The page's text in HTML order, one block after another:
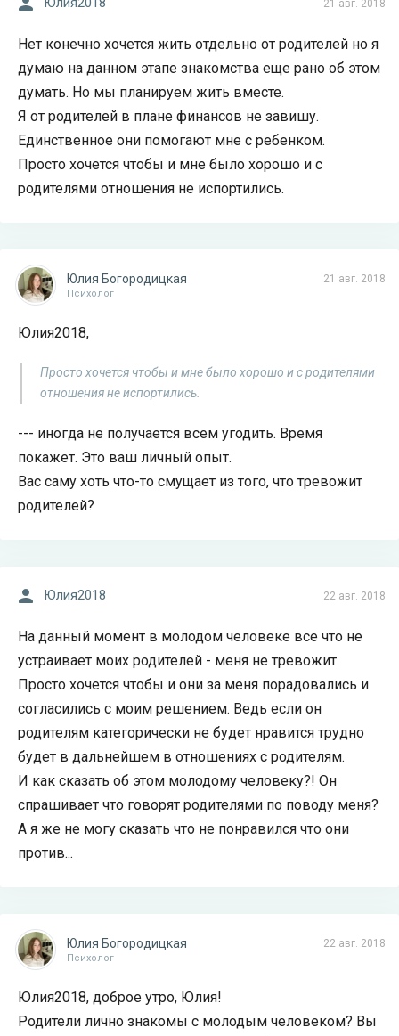
21 авг. 2018
Нет конечно хочется жить отдельно от родителей но я
думаю на данном этапе знакомства еще рано об этом
думать. Но мы планируем жить вместе.
Я от родителей в плане финансов не завишу.
Единственное они помогают мне с ребенком.
Просто хочется чтобы и мне было хорошо и с
родителями отношения не испортились.
21 авг. 2018
Юлия Богородицкая
Психолог
Юлия2018,
Просто хочется чтобы и мне было хорошо и с родителями
отношения не испортились.
--- иногда не получается всем угодить. Время
покажет. Это ваш личный опыт.
Вас саму хоть что-то смущает из того, что тревожит
родителей?
22 авг. 2018
Юлия2018
На данный момент в молодом человеке все что не
устраивает моих родителей - меня не тревожит.
Просто хочется чтобы и они за меня порадовались и
согласились с моим решением. Ведь если он
родителям категорически не будет нравится трудно
будет в дальнейшем в отношениях с родителям.
И как сказать об этом молодому человеку?! Он
спрашивает что говорят родителями по поводу меня?
А я же не могу сказать что не понравился что они
против...
22 авг. 2018
Юлия Богородицкая
Психолог
Юлия2018, доброе утро, Юлия!
Родители лично знакомы с молодым человеком? Вы